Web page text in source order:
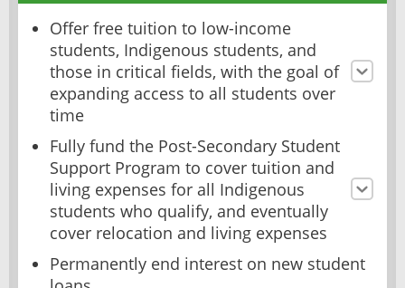
Offer free tuition to low-income
students, Indigenous students, and
those in critical fields, with the goal of
expanding access to all students over
time
Fully fund the Post-Secondary Student
Support Program to cover tuition and
living expenses for all Indigenous
students who qualify, and eventually
cover relocation and living expenses
Permanently end interest on new student